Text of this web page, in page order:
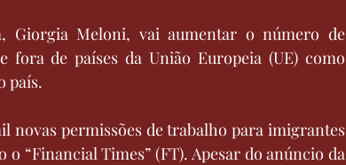
Giorgia Meloni, vai aumentar o número de
de países da União Europeia (UE) como
país.
novas permissões de trabalho para imigrantes
o “Financial Times” (FT). Apesar do anúncio da